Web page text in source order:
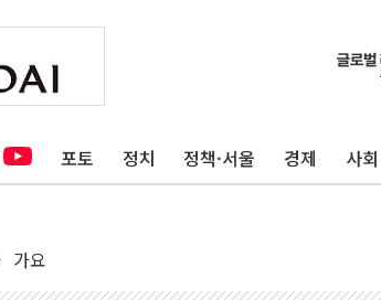
포토 정치 정책·서울 경제 사회
가요